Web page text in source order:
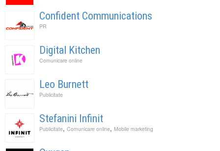
Confident Communications
PR
Digital Kitchen
Comunicare online
Leo Burnett
Publicitate
Stefanini Infinit
Publicitate, Comunicare online, Mobile marketing